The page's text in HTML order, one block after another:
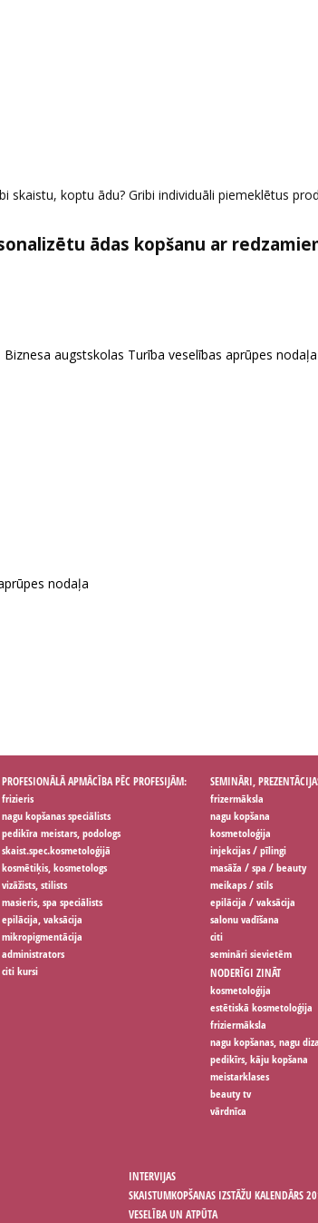
skaistu, koptu ādu? Gribi individuāli piemeklētus
ādas kopšanu ar
Biznesa augstskolas Turība veselības aprūpes nodaļa
nodaļa
PROFESIONĀLĀ APMĀCĪBA PĒC PROFESIJĀM:
frizieris
nagu kopšanas speciālists
pedikīra meistars, podologs
skaist.spec.kosmetoloģijā
kosmētiķis, kosmetologs
vizāžists, stilists
masieris, spa speciālists
epilācija, vaksācija
mikropigmentācija
administrators
citi kursi
SEMINĀRI,
frizermāksla
nagu kopšana
kosmetoloģija
injekcijas / pīlingi
masāža / spa / beauty
meikaps / stils
epilācija / vaksācija
salonu vadīšana
citi
semināri sievietēm
NODERĪGI ZINĀT
kosmetoloģija
estētiskā kosmetoloģija
friziermāksla
nagu kopšanas, nagu
pedikīrs, kāju kopšana
meistarklases
beauty tv
vārdnīca
INTERVIJAS
SKAISTUMKOPŠANAS IZSTĀŽU KALENDĀRS
VESELĪBA UN ATPŪTA